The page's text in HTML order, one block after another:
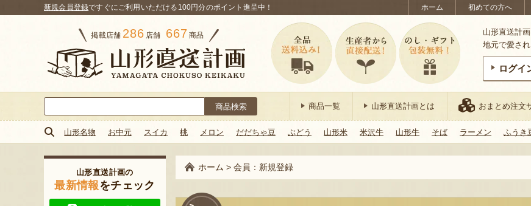
ホーム 初めての方へ
新規会員登録ですぐにご利用いただける100円分のポイント進呈中！
掲載店舗 286 店舗 667 商品
山形直送計
地元で愛さ
ログイ
索:
商品一覧 山形直送計画とは おまとめ注文
山形名物 お中元 スイカ 桃 メロン だだちゃ豆 ぶどう 山形米 米沢牛 山形牛 そば ラーメン ふうき
ホーム > 会員：新規登録
山形直送計画の
最新情報をチェック